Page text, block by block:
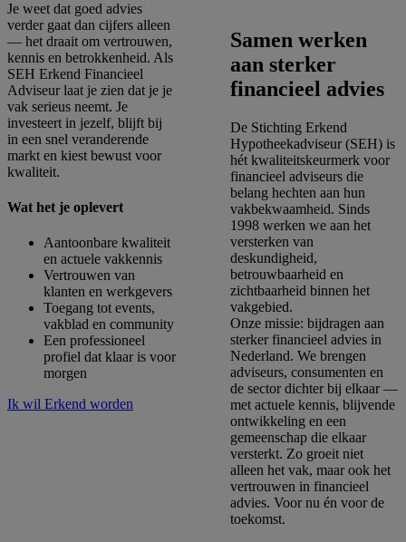
Je weet dat goed advies
verder gaat dan cijfers alleen
— het draait om vertrouwen,
kennis en betrokkenheid. Als
SEH Erkend Financieel
Adviseur laat je zien dat je je
vak serieus neemt. Je
investeert in jezelf, blijft bij
in een snel veranderende
markt en kiest bewust voor
kwaliteit.
Wat het je oplevert
Aantoonbare kwaliteit
en actuele vakkennis
Vertrouwen van
klanten en werkgevers
Toegang tot events,
vakblad en community
Een professioneel
profiel dat klaar is voor
morgen
Ik wil Erkend worden
Samen werken
aan sterker
financieel advies
De Stichting Erkend
Hypotheekadviseur (SEH) is
hét kwaliteitskeurmerk voor
financieel adviseurs die
belang hechten aan hun
vakbekwaamheid. Sinds
1998 werken we aan het
versterken van
deskundigheid,
betrouwbaarheid en
zichtbaarheid binnen het
vakgebied.
Onze missie: bijdragen aan
sterker financieel advies in
Nederland. We brengen
adviseurs, consumenten en
de sector dichter bij elkaar —
met actuele kennis, blijvende
ontwikkeling en een
gemeenschap die elkaar
versterkt. Zo groeit niet
alleen het vak, maar ook het
vertrouwen in financieel
advies. Voor nu én voor de
toekomst.